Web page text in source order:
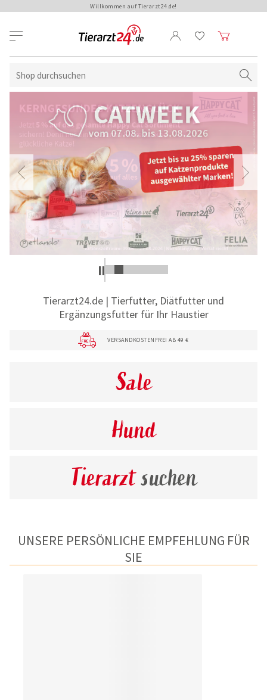
Willkommen auf Tierarzt24.de!
Tierarzt24.de | Tierfutter, Diätfutter und
Ergänzungsfutter für Ihr Haustier
VERSANDKOSTENFREI AB 49 €
Sale
Hund
Tierarztsuchen
UNSERE PERSÖNLICHE EMPFEHLUNG FÜR
SIE